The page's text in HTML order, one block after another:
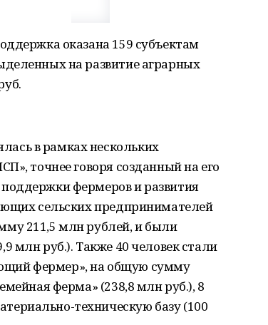
оказана 159 субъектам
на развитие аграрных
в рамках нескольких
точнее говоря созданный на его
фермеров и развития
сельских предпринимателей
211,5 млн рублей, и были
млн руб.). Также 40 человек стали
фермер», на общую сумму
ферма» (238,8 млн руб.), 8
техническую базу (100